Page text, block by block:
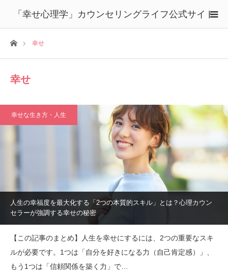
「幸せ心理学」カウンセリングライフ公式サイト
ホーム幸せ
幸せ
幸せな生き方・人生
人生の幸福度を最大化する「2つの本質的スキル」とは？心理カウン
セラーが強調する幸せの秘密
【この記事のまとめ】人生を幸せにするには、2つの重要なスキ
ルが必要です。1つは「自分を好きになる力（自己肯定感）」、
もう1つは「信頼関係を築く力」で…